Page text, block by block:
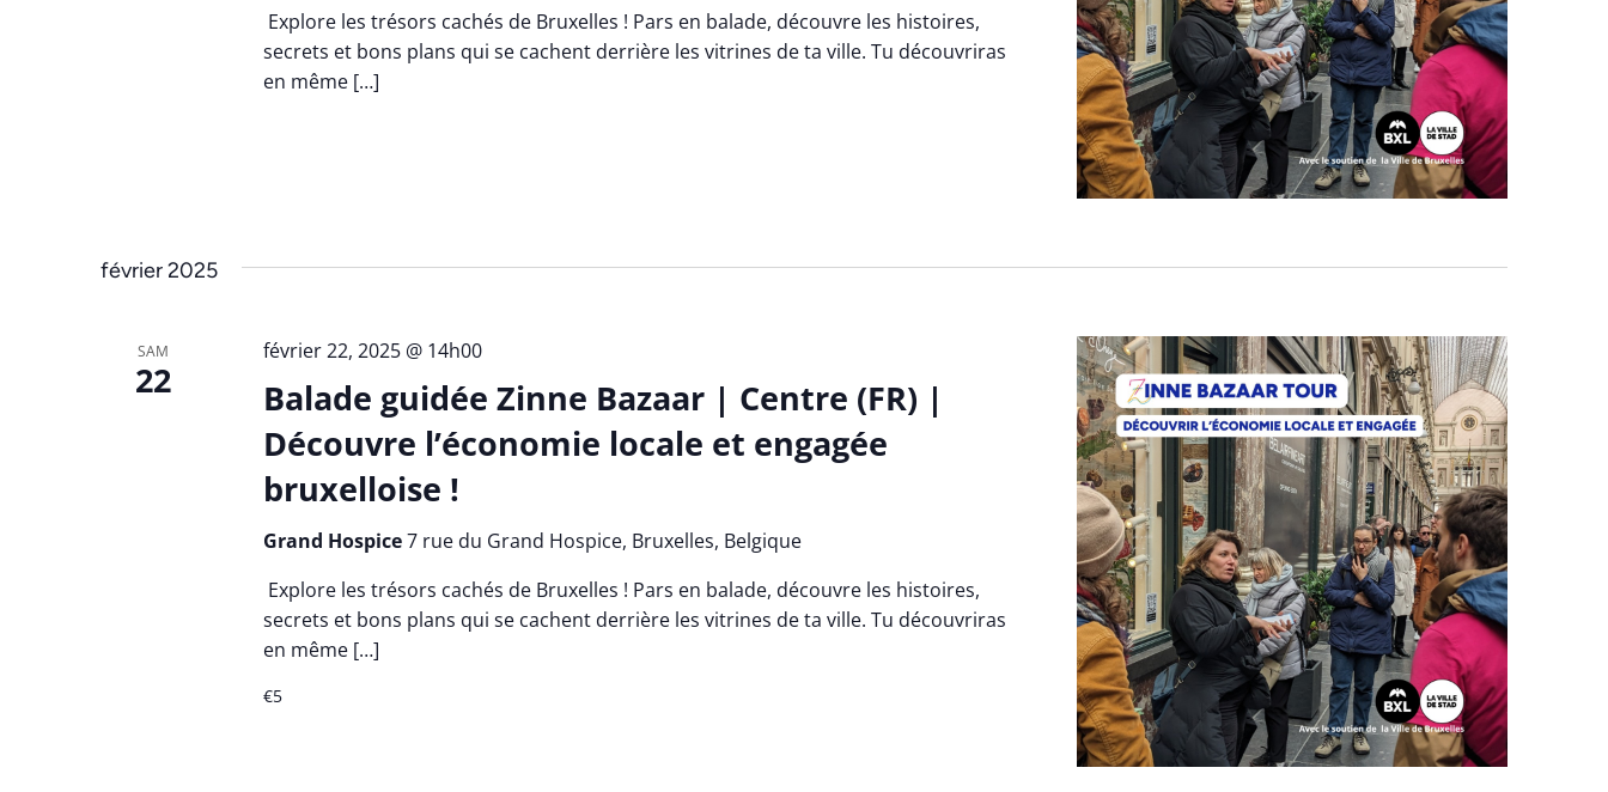
Explore les trésors cachés de Bruxelles ! Pars en balade, découvre les histoires,
secrets et bons plans qui se cachent derrière les vitrines de ta ville. Tu découvriras
en même […]
février 2025
SAM
22
Balade guidée Zinne Bazaar | Centre (FR) |
Découvre l’économie locale et engagée
bruxelloise !
février 22, 2025 @ 14h00
Grand Hospice7 rue du Grand Hospice, Bruxelles, Belgique
Explore les trésors cachés de Bruxelles ! Pars en balade, découvre les histoires,
secrets et bons plans qui se cachent derrière les vitrines de ta ville. Tu découvriras
en même […]
€5